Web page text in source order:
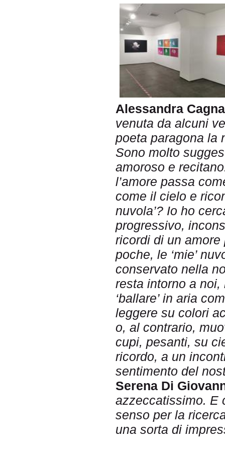
Alessandra
venuta da alcuni
poeta paragona la
Sono molto
amoroso e
l’amore passa
come il cielo e
nuvola’? Io ho
progressivo,
ricordi di un
poche, le ‘mie’
conservato nella
resta intorno a
‘ballare’ in aria
leggere su colori
o, al contrario,
cupi, pesanti, su
ricordo, a un
sentimento del
Serena Di
azzeccatissimo. E
senso per la
una sorta di